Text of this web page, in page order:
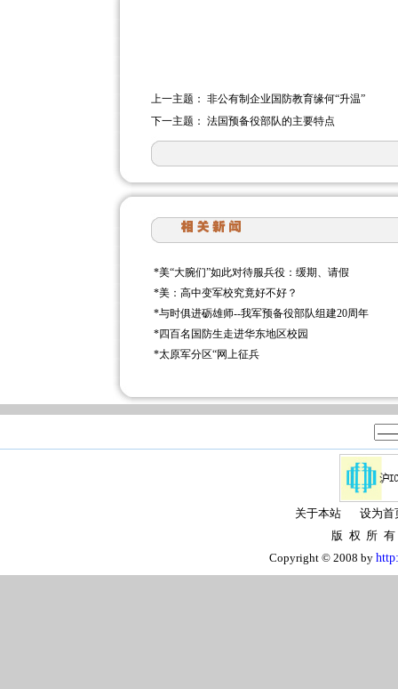
上一主题： 非公有制企业国防教育缘何“升温”
下一主题： 法国预备役部队的主要特点
*美“大腕们”如此对待服兵役：缓期、请假
*美：高中变军校究竟好不好？
*与时俱进砺雄师--我军预备役部队组建20周年
*四百名国防生走进华东地区校园
*太原军分区“网上征兵